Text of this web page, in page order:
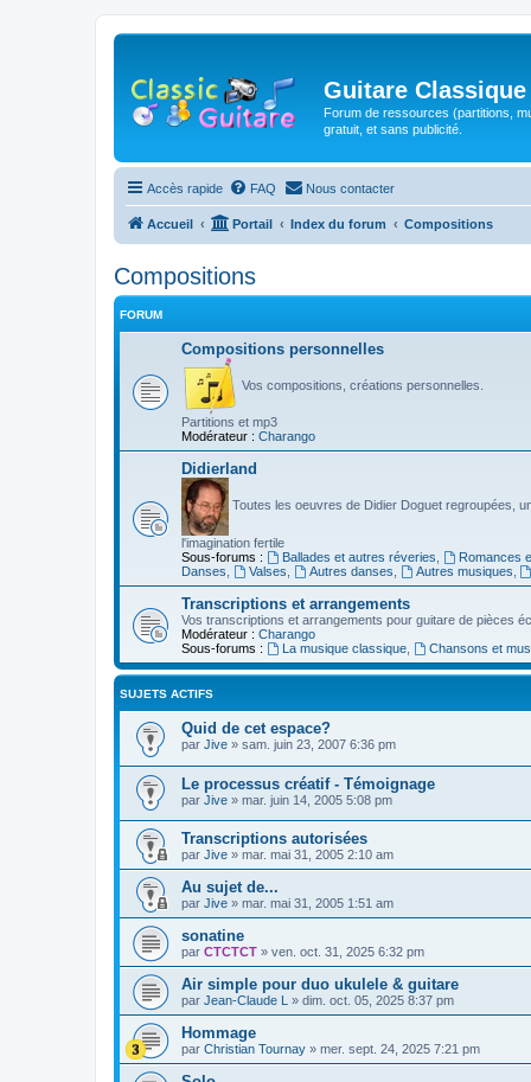
Guitare Classique
Forum de ressources (partitions,
gratuit, et sans publicité.
Accès rapide FAQ Nous contacter
Accueil Portail Index du forum Compositions
Compositions
FORUM
Compositions personnelles
Vos compositions, créations personnelles.
Partitions et mp3
Modérateur : Charango
Didierland
Toutes les oeuvres de Didier Doguet regroupées,
l'imagination fertile
Sous-forums :
Ballades et autres réveries Romances
Danses
Valses Autres danses Autres musiques
Transcriptions et arrangements
Vos transcriptions et arrangements pour guitare de pièces
Modérateur : Charango
Sous-forums :
La musique classique, Chansons et
SUJETS ACTIFS
Quid de cet espace?
par Jive » sam. juin 23, 2007 6:36 pm
Le processus créatif - Témoignage
par Jive » mar. juin 14, 2005 5:08 pm
Transcriptions autorisées
par Jive » mar. mai 31, 2005 2:10 am
Au sujet de...
par Jive » mar. mai 31, 2005 1:51 am
sonatine
par CTCTCT » ven. oct. 31, 2025 6:32 pm
Air simple pour duo ukulele & guitare
par Jean-Claude L » dim. oct. 05, 2025 8:37 pm
Hommage
par Christian Tournay » mer. sept. 24, 2025 7:21 pm